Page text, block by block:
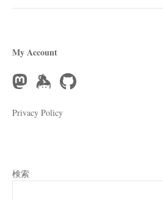
My Account
Privacy Policy
検索